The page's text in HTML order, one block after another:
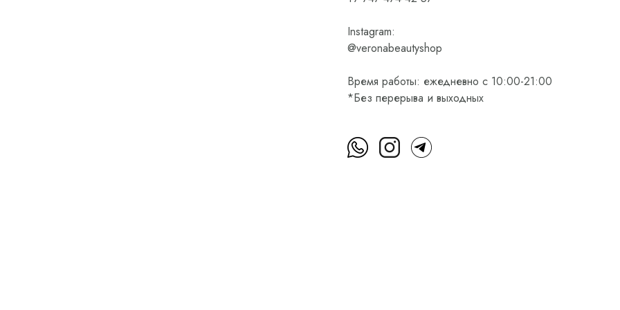
Instagram:
@veronabeautyshop
Время работы: ежедневно с 10:00-21:00
*Без перерыва и выходных